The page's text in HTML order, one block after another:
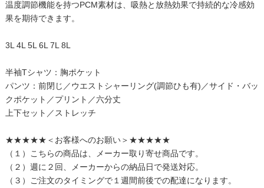
温度調節機能を持つPCM素材は、吸熱と放熱効果で持続的な冷感効
果を期待できます。
3L 4L 5L 6L 7L 8L
半袖Tシャツ：胸ポケット
パンツ：前閉じ／ウエストシャーリング(調節ひも有)／サイド・バッ
クポケット／プリント／六分丈
上下セット／ストレッチ
★★★★★＜お客様へのお願い＞★★★★★
（１）こちらの商品は、メーカー取り寄せ商品です。
（２）週に２回、メーカーからの納品日で発送対応。
（３）ご注文のタイミングで１週間前後での配達になります。